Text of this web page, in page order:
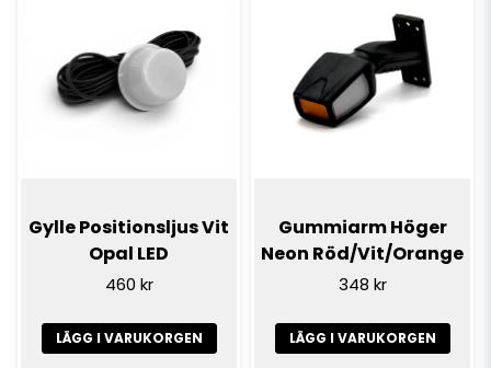
Gylle Positionsljus Vit
Opal LED
460 kr
LÄGG I VARUKORGEN
Gummiarm Höger
Neon Röd/Vit/Orange
348 kr
LÄGG I VARUKORGEN